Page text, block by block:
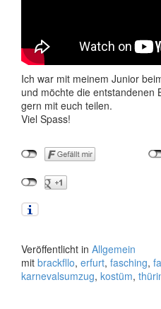
Ich war mit meinem Junior
und möchte die entstandenen
gern mit euch teilen.
Viel Spass!
Veröffentlicht in Allgemein
mit brackfllo, erfurt, fasching,
karnevalsumzug, kostüm,